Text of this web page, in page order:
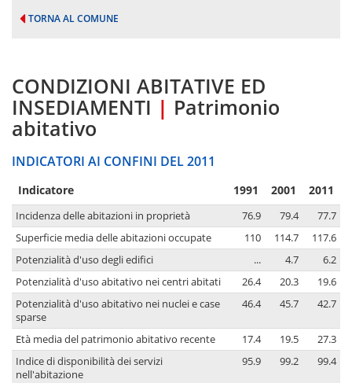
TORNA AL COMUNE
CONDIZIONI ABITATIVE ED
INSEDIAMENTI | Patrimonio
abitativo
INDICATORI AI CONFINI DEL 2011
Indicatore 1991 2001 2011
Incidenza delle abitazioni in proprietà 76.9 79.4
77.7
Superficie media delle abitazioni occupate
110 114.7
117.6
Potenzialità d'uso degli edifici
... 4.7
6.2
Potenzialità d'uso abitativo nei centri abitati
26.4 20.3
19.6
Potenzialità d'uso abitativo nei nuclei e case
sparse
46.4 45.7 42.7
Età media del patrimonio abitativo recente 17.4 19.5
27.3
Indice di disponibilità dei servizi
nell'abitazione
95.9 99.2 99.4